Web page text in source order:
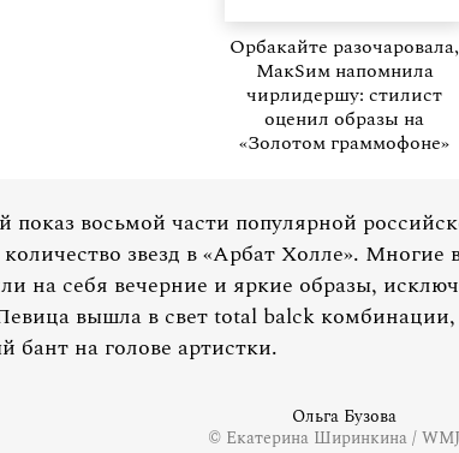
Орбакайте разочаровала,
МакSим напомнила
чирлидершу: стилист
оценил образы на
«Золотом граммофоне»
показ восьмой части популярной
звезд в «Арбат Холле». Многие
на себя вечерние и яркие образы,
вышла в свет total balck
бант на голове артистки.
Ольга Бузова
© Екатерина Ширинкина /